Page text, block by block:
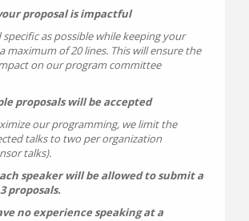
proposal is impactful
specific as possible while keeping your
maximum of 20 lines. This will ensure the
on our program committee
proposals will be accepted
our programming, we limit the
talks to two per organization
talks).
speaker will be allowed to submit a
proposals.
no experience speaking at a